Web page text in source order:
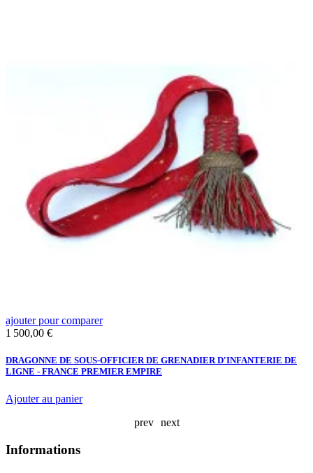
ajouter pour comparer
Prix
1 500,00 €
DRAGONNE DE SOUS-OFFICIER DE GRENADIER D'INFANTERIE DE
LIGNE - FRANCE PREMIER EMPIRE
Ajouter au panier
prev
next
Informations